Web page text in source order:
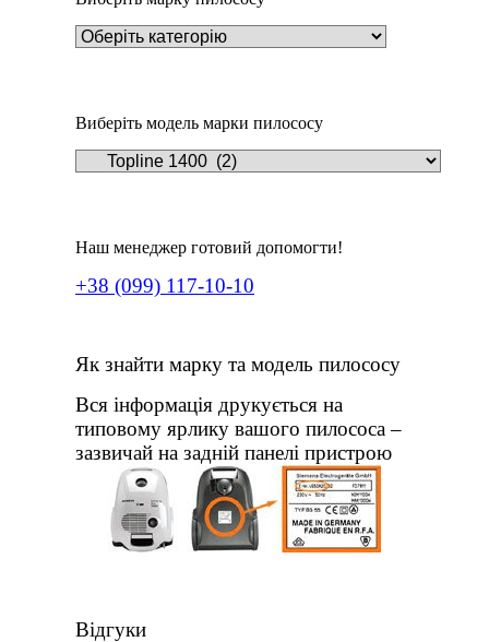
Виберіть модель марки пилососу
Наш менеджер готовий допомогти!
+38 (099) 117-10-10
Як знайти марку та модель пилососу
Вся інформація друкується на
типовому ярлику вашого пилососа –
зазвичай на задній панелі пристрою
Відгуки